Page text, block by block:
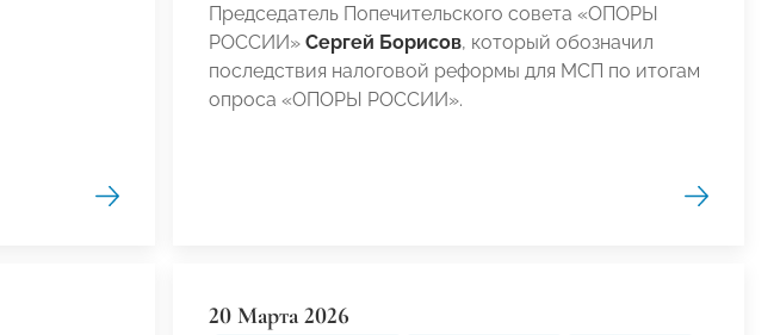
Председатель Попечительского совета «ОПОРЫ
РОССИИ» Сергей Борисов, который обозначил
последствия налоговой реформы для МСП по итогам
опроса «ОПОРЫ РОССИИ».
20 Марта 2026